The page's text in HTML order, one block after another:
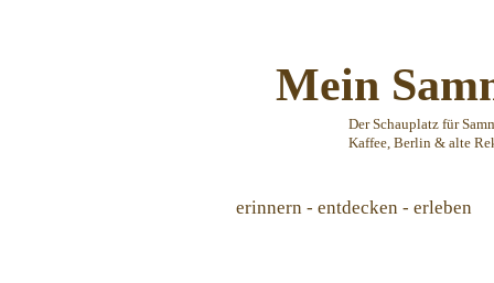
Mein
Der Schauplatz für
Kaffee, Berlin & alte
erinnern - entdecken - erleben